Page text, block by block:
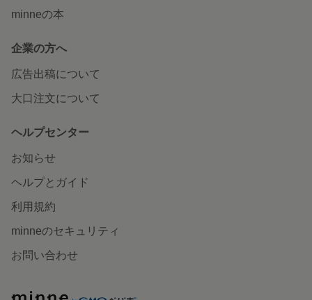
minneの本
企業の方へ
広告出稿について
大口注文について
ヘルプセンター
お知らせ
ヘルプとガイド
利用規約
minneのセキュリティ
お問い合わせ